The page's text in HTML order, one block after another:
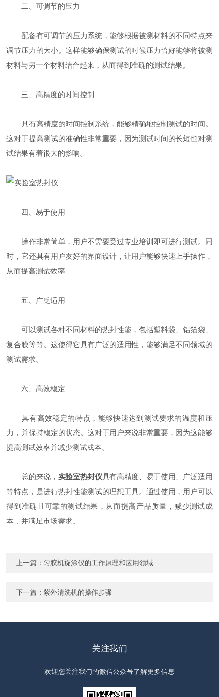
二、可调节的压力
配备有可调节的压力系统，能够根据被测材料的不同特点来
调节压力的大小。这样能够确保测试的时候压力恰好能够将被测
材料与另一个材料结合起来，从而得到准确的测试结果。
三、高精度的时间控制
具有高精度的时间控制系统，能够精确地控制测试的时间。
这对于提高测试的准确性非常重要，因为测试时间的长短也对测
试结果有着很大的影响。
四、易于使用
操作非常简单，用户不需要受过专业培训即可进行测试。同
时，它还具有用户友好的界面设计，让用户能够快速上手操作，
从而提高测试效率。
五、广泛适用
可以测试各种不同材料的热封性能，包括塑料袋、铝箔袋、
复合膜等等。这使得它具有广泛的适用性，能够满足不同领域的
测试需求。
六、高效稳定
具有高效稳定的特点，能够快速达到测试要求的温度和压
力，并保持稳定的状态。这对于用户来说非常重要，因为这能够
提高测试效率并减少测试成本。
总的来说， 实验室热封仪具有高精度、易于使用、广泛适用
等特点，是进行热封性能测试的理想工具。通过使用，用户可以
得到准确且可靠的测试结果，从而提高产品质量，减少测试成
本，并满足市场需求。
上一篇：匀胶机旋涂仪的工作原理和应用领域
下一篇：紫外清洗机的操作步骤
关注我们
欢迎您关注我们的微信公众号了解更多信息